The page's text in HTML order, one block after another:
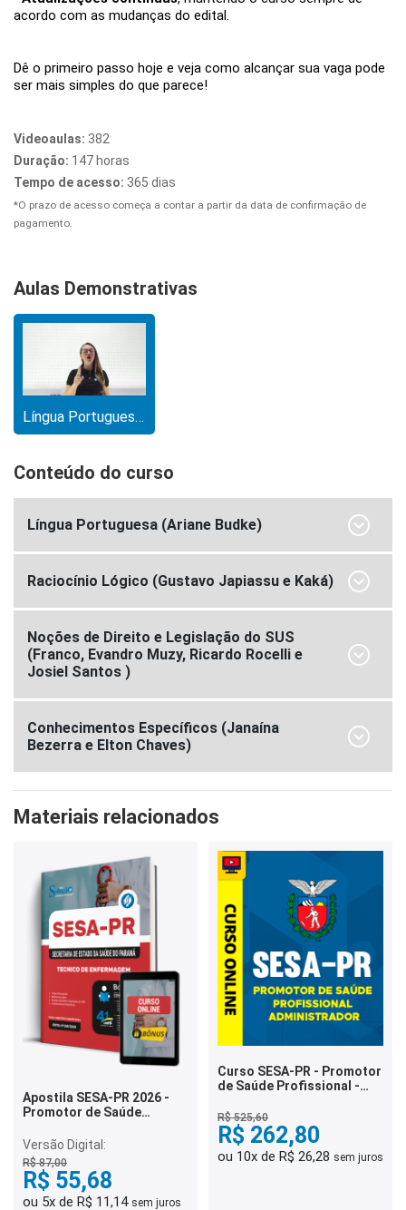
acordo com as mudanças do edital.
Dê o primeiro passo hoje e veja como alcançar sua vaga pode
ser mais simples do que parece!
Videoaulas: 382
Duração: 147 horas
Tempo de acesso: 365 dias
*O prazo de acesso começa a contar a partir da data de confirmação de
pagamento.
Aulas Demonstrativas
Língua Portuguesa (Ariane Budke)
Conteúdo do curso
Língua Portuguesa (Ariane Budke)
Raciocínio Lógico (Gustavo Japiassu e Kaká)
Noções de Direito e Legislação do SUS
(Franco, Evandro Muzy, Ricardo Rocelli e
Josiel Santos )
Conhecimentos Específicos (Janaína
Bezerra e Elton Chaves)
Materiais relacionados
Apostila SESA-PR 2026 -
Promotor de Saúde
Enfermagem
Versão Digital:
R$ 87,00
R$ 55,68
ou 5x de R$ 11,14 sem juros
Curso SESA-PR - Promotor
de Saúde Profissional -
R$ 525,60
R$ 262,80
ou 10x de R$ 26,28 sem juros